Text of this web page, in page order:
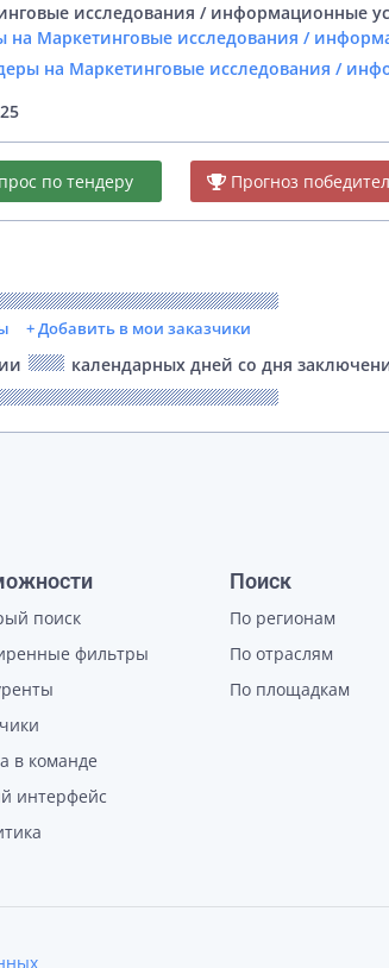
исследования / информационные
на Маркетинговые исследования /
на Маркетинговые исследования /
по тендеру Прогноз
+ Добавить в мои заказчики
календарных дней со дня
поиск
фильтры
в команде
интерфейс
Поиск
По регионам
По отраслям
По площадкам